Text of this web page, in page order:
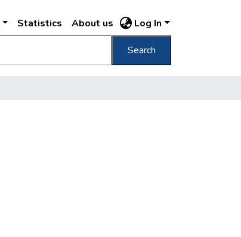
Statistics About us Log In
Search